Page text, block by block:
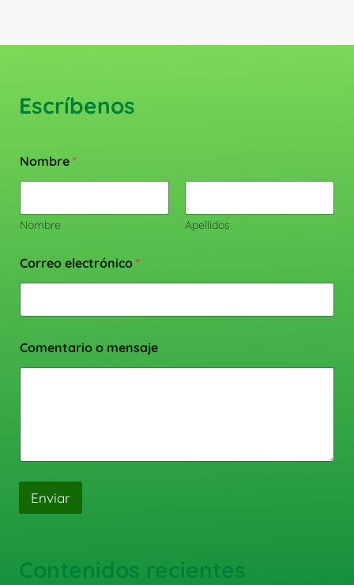
Escríbenos
Nombre *
Nombre Apellidos
Correo electrónico *
Comentario o mensaje
Enviar
Contenidos recientes